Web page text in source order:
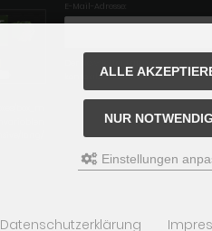
E-Mail-Adresse:
konto abbestellt werden.
ALLE
NUR
Einstellungen
Datenschutzerklärung